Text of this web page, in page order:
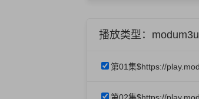
播放类型：
第01集$https://